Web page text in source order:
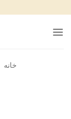
Content
خانه